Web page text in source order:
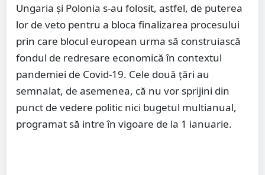
Ungaria și Polonia s-au folosit, astfel, de puterea
lor de veto pentru a bloca finalizarea procesului
prin care blocul european urma să construiască
fondul de redresare economică în contextul
pandemiei de Covid-19. Cele două țări au
semnalat, de asemenea, că nu vor sprijini din
punct de vedere politic nici bugetul multianual,
programat să intre în vigoare de la 1 ianuarie.